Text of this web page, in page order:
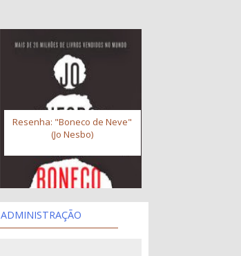
Resenha: "Boneco de Neve"
(Jo Nesbo)
ADMINISTRAÇÃO